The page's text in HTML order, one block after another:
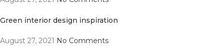
Green interior design inspiration
August 27, 2021 No Comments